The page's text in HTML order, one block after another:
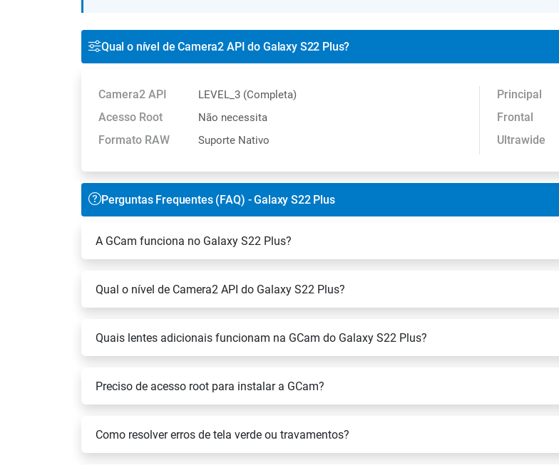
Qual o nível de Camera2 API do Galaxy S22 Plus?
Camera2 API LEVEL_3 (Completa)
Acesso Root Não necessita
Formato RAW Suporte Nativo
Principal
Frontal
Ultrawide
Perguntas Frequentes (FAQ) - Galaxy S22 Plus
A GCam funciona no Galaxy S22 Plus?
Qual o nível de Camera2 API do Galaxy S22 Plus?
Quais lentes adicionais funcionam na GCam do Galaxy S22 Plus?
Preciso de acesso root para instalar a GCam?
Como resolver erros de tela verde ou travamentos?